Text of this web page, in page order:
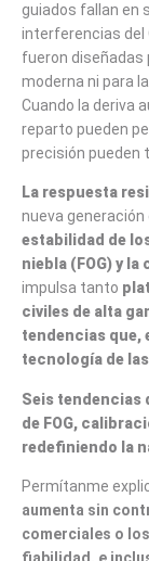
guiados fallan en
interferencias del
fueron diseñadas
moderna ni para
Cuando la deriva
reparto pueden
precisión pueden
La respuesta
nueva generación
estabilidad de
niebla (FOG) y
impulsa tanto
civiles de alta
tendencias que,
tecnología de las
Seis tendencias
de FOG,
redefiniendo la
Permítanme
aumenta sin
comerciales o